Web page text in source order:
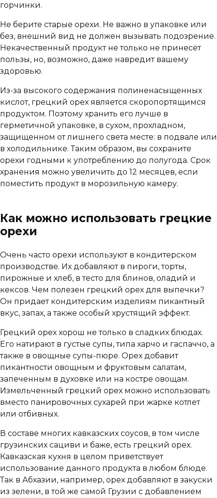
горчинки.
Не берите старые орехи. Не важно в упаковке или
без, внешний вид не должен вызывать подозрение.
Некачественный продукт не только не принесёт
пользы, но, возможно, даже навредит вашему
здоровью.
Из-за высокого содержания полиненасыщенных
кислот, грецкий орех является скоропортящимся
продуктом. Поэтому хранить его лучше в
герметичной упаковке, в сухом, прохладном,
защищенном от лишнего света месте: в подвале или
в холодильнике. Таким образом, вы сохраните
орехи годными к употреблению до полугода. Срок
хранения можно увеличить до 12 месяцев, если
поместить продукт в морозильную камеру.
Как можно использовать грецкие
орехи
Очень часто орехи используют в кондитерском
производстве. Их добавляют в пироги, торты,
пирожные и хлеб, в тесто для блинов, оладий и
кексов. Чем полезен грецкий орех для выпечки?
Он придает кондитерским изделиям пикантный
вкус, запах, а также особый хрустящий эффект.
Грецкий орех хорош не только в сладких блюдах.
Его натирают в густые супы, типа харчо и гаспаччо, а
также в овощные супы-пюре. Орех добавит
пикантности овощным и фруктовым салатам,
запеченным в духовке или на костре овощам.
Измельченный грецкий орех можно использовать
вместо панировочных сухарей при жарке котлет
или отбивных.
В составе многих кавказских соусов, в том числе
грузинских сациви и баже, есть грецкий орех.
Кавказская кухня в целом приветствует
использование данного продукта в любом блюде.
Так в Абхазии, например, орех добавляют в закуски
из зелени, в той же самой Грузии с добавлением